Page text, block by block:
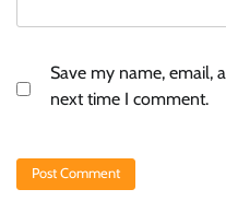
Save my name, email,
next time I comment.